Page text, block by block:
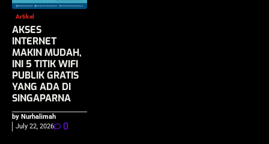
Artikel
AKSES
INTERNET
MAKIN MUDAH,
INI 5 TITIK WIFI
PUBLIK GRATIS
YANG ADA DI
SINGAPARNA
by Nurhalimah
July 22, 2026
0